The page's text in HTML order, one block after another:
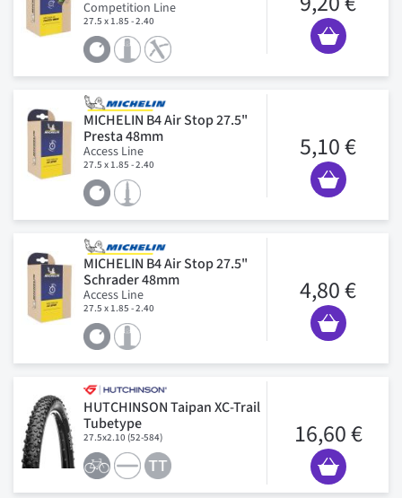
Competition Line
27.5 x 1.85 - 2.40
MICHELIN B4 Air Stop 27.5"
Presta 48mm
Access Line
27.5 x 1.85 - 2.40
5,10 €
MICHELIN B4 Air Stop 27.5"
Schrader 48mm
Access Line
27.5 x 1.85 - 2.40
4,80 €
HUTCHINSON Taipan XC-Trail
Tubetype
27.5x2.10 (52-584) 16,60 €